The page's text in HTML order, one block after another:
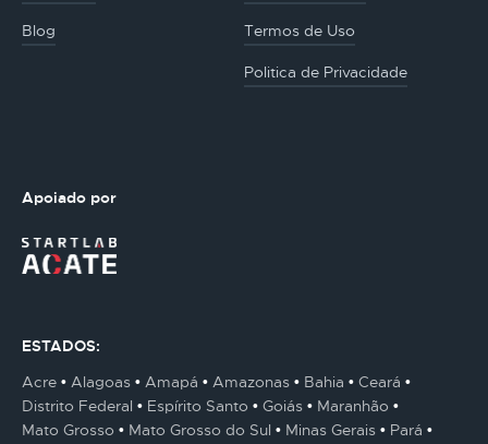
Blog Termos de Uso
Politica de Privacidade
Apoiado por
ESTADOS:
Acre
Alagoas Amapá Amazonas Bahia
Ceará
Distrito Federal
Espírito Santo Goiás
Maranhão
Mato Grosso
Mato Grosso do Sul Minas Gerais
Pará